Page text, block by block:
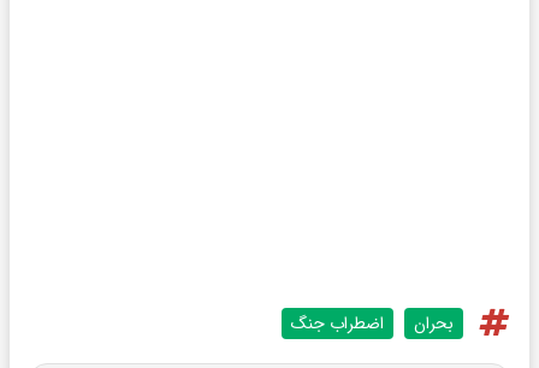
بحران اضطراب جنگ